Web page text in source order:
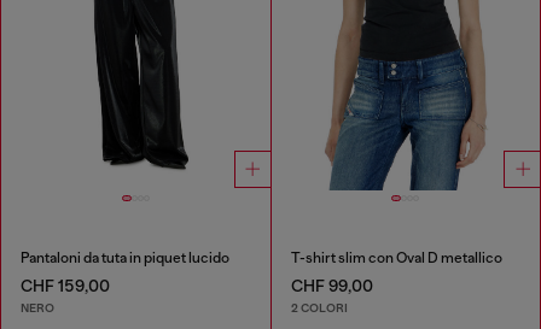
Pantaloni da tuta in piquet lucido
CHF 159,00
NERO
T-shirt slim con Oval D metallico
CHF 99,00
2 COLORI